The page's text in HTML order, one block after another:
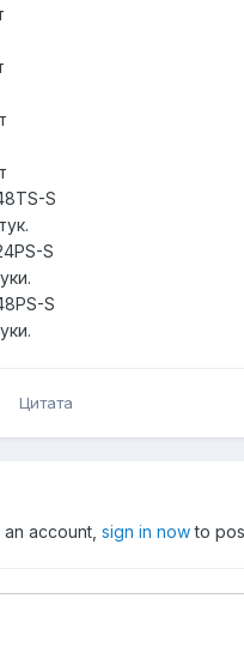
S
S
S
Цитата
account, sign in nowto